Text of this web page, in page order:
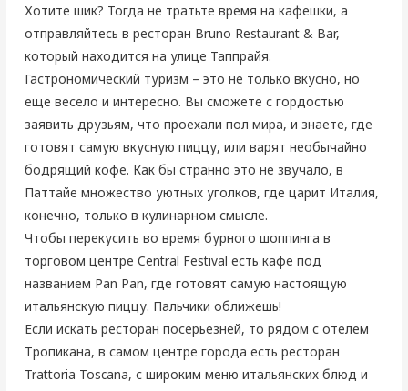
Хотите шик? Тогда не тратьте время на кафешки, а
отправляйтесь в ресторан Bruno Restaurant & Bar,
который находится на улице Таппрайя.
Гастрономический туризм – это не только вкусно, но
еще весело и интересно. Вы сможете с гордостью
заявить друзьям, что проехали пол мира, и знаете, где
готовят самую вкусную пиццу, или варят необычайно
бодрящий кофе. Как бы странно это не звучало, в
Паттайе множество уютных уголков, где царит Италия,
конечно, только в кулинарном смысле.
Чтобы перекусить во время бурного шоппинга в
торговом центре Central Festival есть кафе под
названием Pan Pan, где готовят самую настоящую
итальянскую пиццу. Пальчики оближешь!
Если искать ресторан посерьезней, то рядом с отелем
Тропикана, в самом центре города есть ресторан
Trattoria Toscana, с широким меню итальянских блюд и